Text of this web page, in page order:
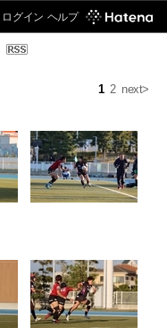
ログイン ヘルプ
1 2 next>